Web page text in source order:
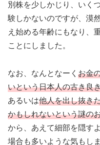
別株を少しかじり、いく
験しかないのですが、漠
え始める年齢にもなり、
ことにしました。
なお、なんとなーく お金
いという日本人の古き良
あるいは他人を出し抜き
かもしれないという謎の
から、あえて細部を隠す
場合も多いような気もし